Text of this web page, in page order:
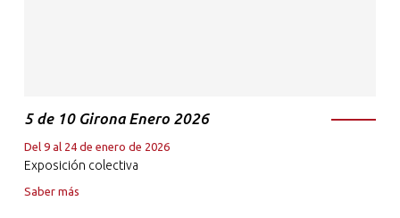
5 de 10 Girona Enero 2026
Del 9 al 24 de enero de 2026
Exposición colectiva
Saber más